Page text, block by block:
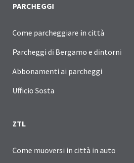
PARCHEGGI
Come parcheggiare in città
Parcheggi di Bergamo e dintorni
Abbonamenti ai parcheggi
Ufficio Sosta
ZTL
Come muoversi in città in auto